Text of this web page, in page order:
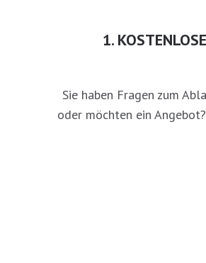
1.
Sie haben Fragen zum
oder möchten ein